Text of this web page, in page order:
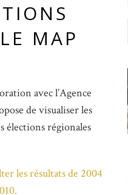
MAP
avec l’Agence
de visualiser les
élections régionales
les résultats de 2004